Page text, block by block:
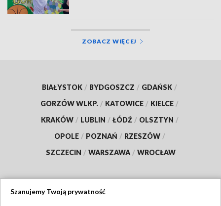
ZOBACZ WIĘCEJ
BIAŁYSTOK / BYDGOSZCZ / GDAŃSK /
GORZÓW WLKP. / KATOWICE / KIELCE /
KRAKÓW / LUBLIN / ŁÓDŹ / OLSZTYN /
OPOLE / POZNAŃ / RZESZÓW /
SZCZECIN / WARSZAWA / WROCŁAW
Szanujemy Twoją prywatność